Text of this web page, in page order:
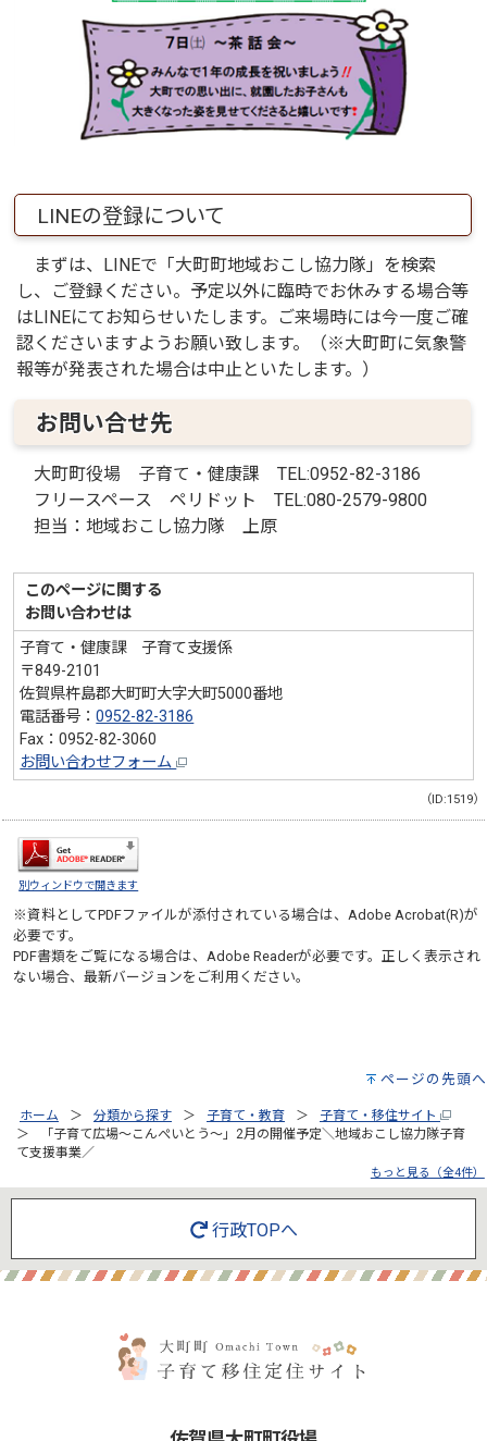
LINEの登録について
まずは、LINEで「大町町地域おこし協力隊」を検索
し、ご登録ください。予定以外に臨時でお休みする場合等
はLINEにてお知らせいたします。ご来場時には今一度ご確
認くださいますようお願い致します。（※大町町に気象警
報等が発表された場合は中止といたします。）
お問い合せ先
大町町役場 子育て・健康課 TEL:0952-82-3186
フリースペース ペリドット TEL:080-2579-9800
担当：地域おこし協力隊 上原
このページに関する
お問い合わせは
子育て・健康課 子育て支援係
〒849-2101
佐賀県杵島郡大町町大字大町5000番地
電話番号：0952-82-3186
Fax：0952-82-3060
お問い合わせフォーム
（ID:1519）
別ウィンドウで開きます
※資料としてPDFファイルが添付されている場合は、Adobe Acrobat(R)が
必要です。
PDF書類をご覧になる場合は、Adobe Readerが必要です。正しく表示され
ない場合、最新バージョンをご利用ください。
ページの先頭へ
ホーム 分類から探す 子育て・教育
子育て・移住サイト
「子育て広場～こんぺいとう～」2月の開催予定＼地域おこし協力隊子育
て支援事業／
もっと見る（全4件）
行政TOPへ